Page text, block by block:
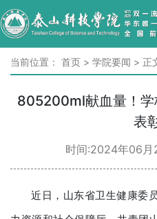
当前位置： 首页 > 学院要闻 > 正
805200ml献血量！学
表
时间:2024年06
近日，山东省卫生健康委